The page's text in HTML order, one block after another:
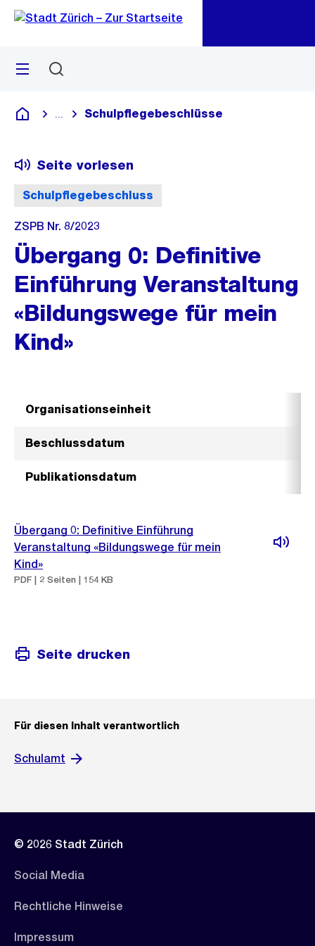
Navigation
Sprunglink
Menü
Deutsch
Blende alle Breadcrumbs ein
Schulpflegebeschlüsse
Schulpflegebeschluss
Seite vorlesen
ZSPB Nr. 8/2023
Übergang 0: Definitive
Einführung Veranstaltung
«Bildungswege für mein
Kind»
Organisationseinheit
Beschlussdatum
Publikationsdatum
Übergang 0: Definitive Einführung
Veranstaltung «Bildungswege für mein
Kind»
PDF | 2 Seiten | 154 KB
Seite drucken
Für diesen Inhalt verantwortlich
Schulamt
© 2026 Stadt Zürich
Social Media
Rechtliche Hinweise
Impressum